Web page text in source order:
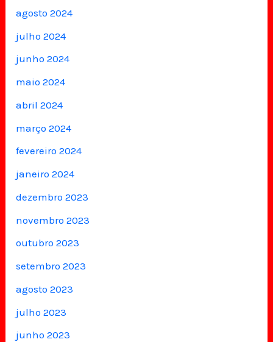
agosto 2024
julho 2024
junho 2024
maio 2024
abril 2024
março 2024
fevereiro 2024
janeiro 2024
dezembro 2023
novembro 2023
outubro 2023
setembro 2023
agosto 2023
julho 2023
junho 2023